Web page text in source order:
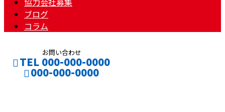
ブログ
コラム
お問い合わせ
TEL 000-000-0000
000-000-0000